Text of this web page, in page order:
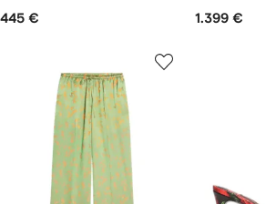
445 € 1.399 €